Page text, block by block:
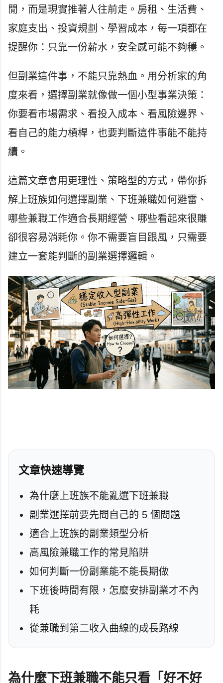
閒，而是現實推著人往前走。房租、生活費、
家庭支出、投資規劃、學習成本，每一項都在
提醒你：只靠一份薪水，安全感可能不夠穩。
但副業這件事，不能只靠熱血。用分析家的角
度來看，選擇副業就像做一個小型事業決策：
你要看市場需求、看投入成本、看風險邊界、
看自己的能力槓桿，也要判斷這件事能不能持
續。
這篇文章會用更理性、策略型的方式，帶你拆
解上班族如何選擇副業、下班兼職如何避雷、
哪些兼職工作適合長期經營、哪些看起來很賺
卻很容易消耗你。你不需要盲目跟風，只需要
建立一套能判斷的副業選擇邏輯。
文章快速導覽
為什麼上班族不能亂選下班兼職
副業選擇前要先問自己的 5 個問題
適合上班族的副業類型分析
高風險兼職工作的常見陷阱
如何判斷一份副業能不能長期做
下班後時間有限，怎麼安排副業才不內
耗
從兼職到第二收入曲線的成長路線
為什麼下班兼職不能只看「好不好